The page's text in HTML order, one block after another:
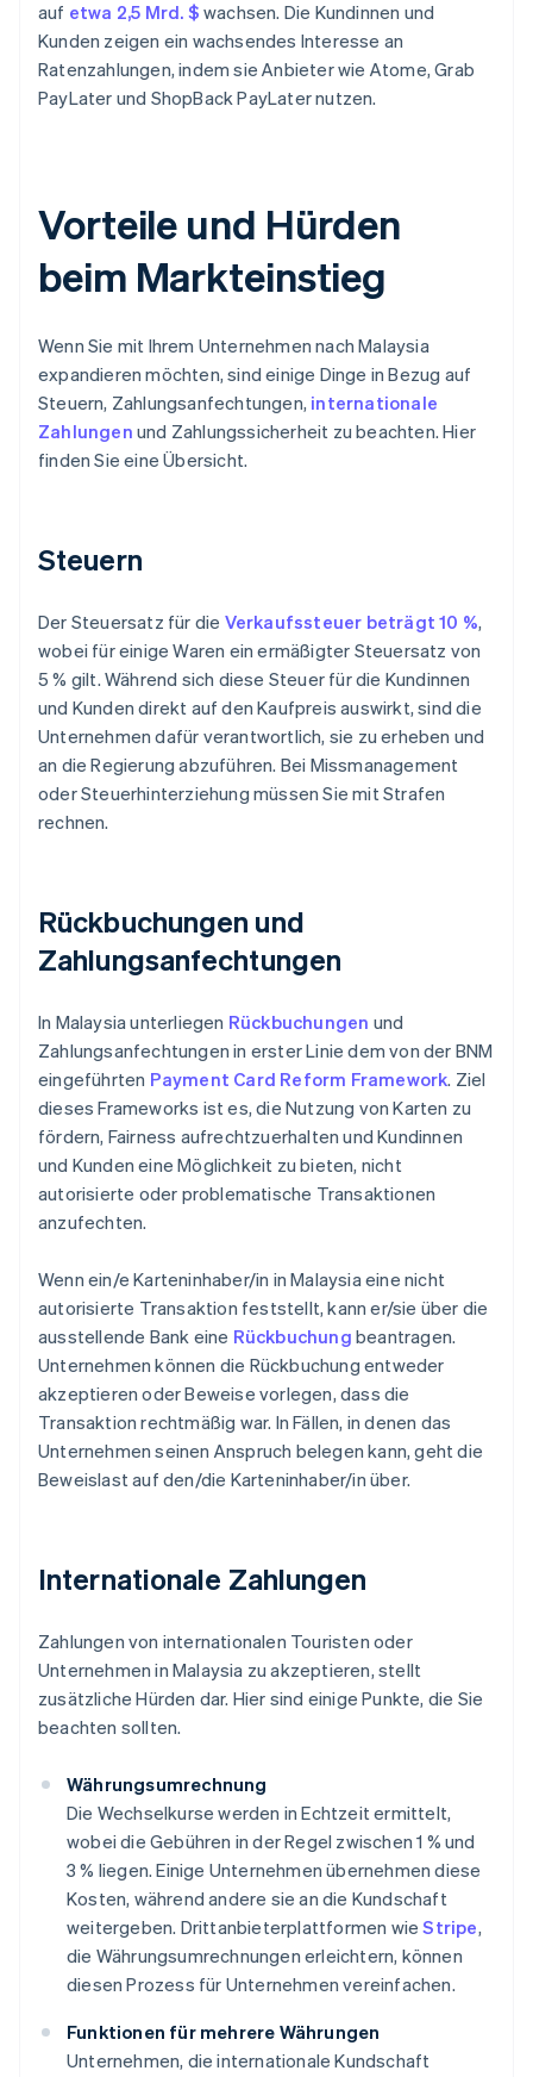
auf etwa 2,5 Mrd. $ wachsen. Die Kundinnen und
Kunden zeigen ein wachsendes Interesse an
Ratenzahlungen, indem sie Anbieter wie Atome, Grab
PayLater und ShopBack PayLater nutzen.
Vorteile und Hürden
beim Markteinstieg
Wenn Sie mit Ihrem Unternehmen nach Malaysia
expandieren möchten, sind einige Dinge in Bezug auf
Steuern, Zahlungsanfechtungen, internationale
Zahlungen und Zahlungssicherheit zu beachten. Hier
finden Sie eine Übersicht.
Steuern
Der Steuersatz für die Verkaufssteuer beträgt 10 %,
wobei für einige Waren ein ermäßigter Steuersatz von
5 % gilt. Während sich diese Steuer für die Kundinnen
und Kunden direkt auf den Kaufpreis auswirkt, sind die
Unternehmen dafür verantwortlich, sie zu erheben und
an die Regierung abzuführen. Bei Missmanagement
oder Steuerhinterziehung müssen Sie mit Strafen
rechnen.
Rückbuchungen und
Zahlungsanfechtungen
In Malaysia unterliegen Rückbuchungen und
Zahlungsanfechtungen in erster Linie dem von der BNM
eingeführten Payment Card Reform Framework. Ziel
dieses Frameworks ist es, die Nutzung von Karten zu
fördern, Fairness aufrechtzuerhalten und Kundinnen
und Kunden eine Möglichkeit zu bieten, nicht
autorisierte oder problematische Transaktionen
anzufechten.
Wenn ein/e Karteninhaber/in in Malaysia eine nicht
autorisierte Transaktion feststellt, kann er/sie über die
ausstellende Bank eine Rückbuchung beantragen.
Unternehmen können die Rückbuchung entweder
akzeptieren oder Beweise vorlegen, dass die
Transaktion rechtmäßig war. In Fällen, in denen das
Unternehmen seinen Anspruch belegen kann, geht die
Beweislast auf den/die Karteninhaber/in über.
Internationale Zahlungen
Zahlungen von internationalen Touristen oder
Unternehmen in Malaysia zu akzeptieren, stellt
zusätzliche Hürden dar. Hier sind einige Punkte, die Sie
beachten sollten.
Währungsumrechnung
Die Wechselkurse werden in Echtzeit ermittelt,
wobei die Gebühren in der Regel zwischen 1 % und
3 % liegen. Einige Unternehmen übernehmen diese
Kosten, während andere sie an die Kundschaft
weitergeben. Drittanbieterplattformen wieStripe,
die Währungsumrechnungen erleichtern, können
diesen Prozess für Unternehmen vereinfachen.
Funktionen für mehrere Währungen
Unternehmen, die internationale Kundschaft